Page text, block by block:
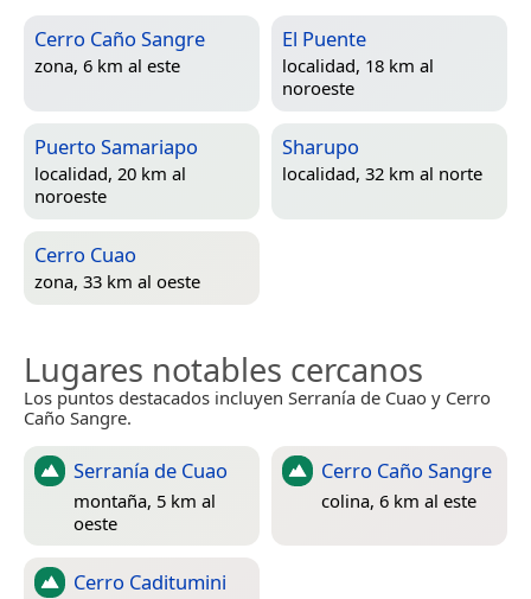
Cerro Caño Sangre
zona, 6 km al este
El Puente
localidad, 18 km al
noroeste
Puerto Samariapo
localidad, 20 km al
noroeste
Sharupo
localidad, 32 km al norte
Cerro Cuao
zona, 33 km al oeste
Lugares notables cercanos
Los puntos destacados incluyen Serranía de Cuao y Cerro
Caño Sangre.
Serranía de Cuao
montaña, 5 km al
oeste
Cerro Caño Sangre
colina, 6 km al este
Cerro Caditumini